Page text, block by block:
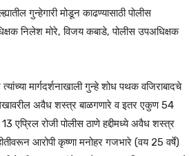
गुन्हेगारी मोडून काढण्यासाठी पोलीस
निलेश मोरे, विजय कबाडे, पोलीस उपअधिक्षक
मार्गदर्शनाखाली गुन्हे शोध पथक वजिराबादचे
अवैध शस्त्र बाळगणारे व इतर एकुण 54
एप्रिल रोजी पोलीस ठाणे हद्दीमध्ये अवैध शस्त्र
आरोपी कृष्णा मनोहर गजभारे (वय 25 वर्षे)